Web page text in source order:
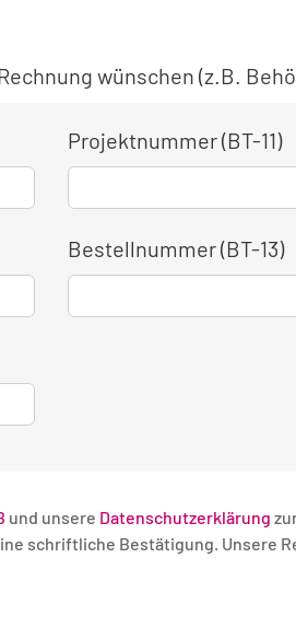
wünschen (z.B.
Projektnummer (BT-11)
Bestellnummer (BT-13)
und unsere Datenschutzerklärung